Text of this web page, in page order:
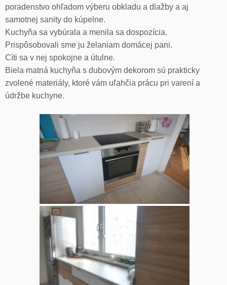
poradenstvo ohľadom výberu obkladu a dlažby a aj
samotnej sanity do kúpelne.
Kuchyňa sa vybúrala a menila sa dospozícia.
Prispôsobovali sme ju želaniam domácej pani.
Cíti sa v nej spokojne a útulne.
Biela matná kuchyňa s dubovým dekorom sú prakticky
zvolené materiály, ktoré vám uľahčia prácu pri varení a
údržbe kuchyne.